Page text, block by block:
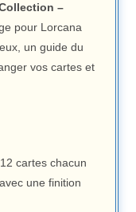
–
pour Lorcana
un guide du
vos cartes et
cartes chacun
une finition